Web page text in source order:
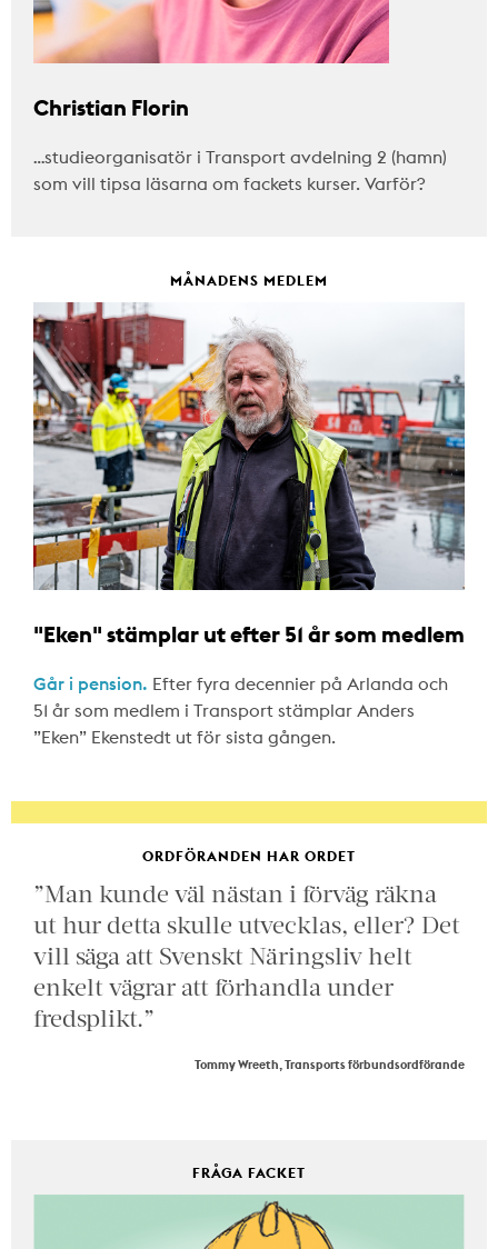
Christian Florin
…studieorganisatör i Transport avdelning 2 (hamn)
som vill tipsa läsarna om fackets kurser. Varför?
MÅNADENS MEDLEM
"Eken" stämplar ut efter 51 år som medlem
Går i pension. Efter fyra decennier på Arlanda och
51 år som medlem i Transport stämplar Anders
”Eken” Ekenstedt ut för sista gången.
ORDFÖRANDEN HAR ORDET
”Man kunde väl nästan i förväg räkna
ut hur detta skulle utvecklas, eller? Det
vill säga att Svenskt Näringsliv helt
enkelt vägrar att förhandla under
fredsplikt.”
Tommy Wreeth, Transports förbundsordförande
FRÅGA FACKET